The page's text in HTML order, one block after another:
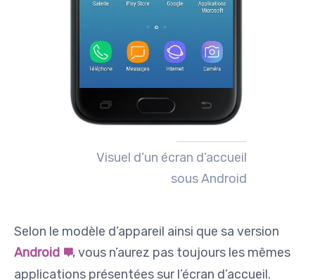
Visuel d’un écran d’accueil
sous Android
Selon le modèle d’appareil ainsi que sa version
Android
, vous n’aurez pas toujours les mêmes
applications présentées sur l’écran d’accueil.